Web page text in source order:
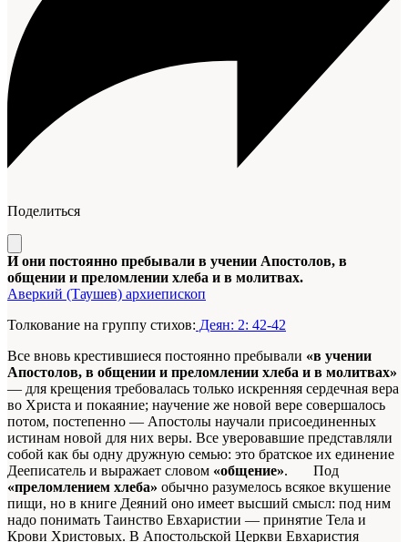
Поделиться
И они постоянно пребывали в учении Апостолов, в
общении и преломлении хлеба и в молитвах.
Аверкий (Таушев) архиепископ
Толкование на группу стихов: Деян: 2: 42-42
Все вновь крестившиеся постоянно пребывали «в учении
Апостолов, в общении и преломлении хлеба и в молитвах»
— для крещения требовалась только искренняя сердечная вера
во Христа и покаяние; научение же новой вере совершалось
потом, постепенно — Апостолы научали присоединенных
истинам новой для них веры. Все уверовавшие представляли
собой как бы одну дружную семью: это братское их единение
Дееписатель и выражает словом «общение». Под
«преломлением хлеба» обычно разумелось всякое вкушение
пищи, но в книге Деяний оно имеет высший смысл: под ним
надо понимать Таинство Евхаристии — принятие Тела и
Крови Христовых. В Апостольской Церкви Евхаристия